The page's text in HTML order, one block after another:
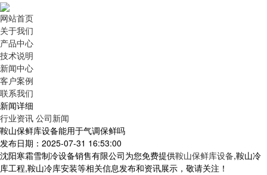
网站首页
关于我们
产品中心
技术说明
新闻中心
客户案例
联系我们
新闻详细
行业资讯 公司新闻
鞍山保鲜库设备能用于气调保鲜吗
发布日期：2025-07-31 16:53:00
沈阳寒霜雪制冷设备销售有限公司为您免费提供鞍山保鲜库设备,鞍山冷
库工程,鞍山冷库安装等相关信息发布和资讯展示，敬请关注！